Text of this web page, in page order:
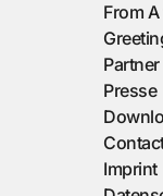
From A
Partner
Presse
Imprint